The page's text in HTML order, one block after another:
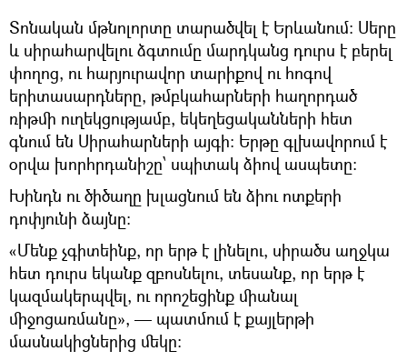
Տոնական մթնոլորտը տարածվել է Երևանում: Սերը
և սիրահարվելու ձգտումը մարդկանց դուրս է բերել
փողոց, ու հարյուրավոր տարիքով ու հոգով
երիտասարդները, թմբկահարների հաղորդած
ռիթմի ուղեկցությամբ, եկեղեցականների հետ
գնում են Սիրահարների այգի: Երթը գլխավորում է
օրվա խորհրդանիշը՝ սպիտակ ձիով ասպետը:
Խինդն ու ծիծաղը խլացնում են ձիու ոտքերի
դոփյունի ձայնը:
«Մենք չգիտեինք, որ երթ է լինելու, սիրածս աղջկա
հետ դուրս եկանք զբոսնելու, տեսանք, որ երթ է
կազմակերպվել, ու որոշեցինք միանալ
միջոցառմանը», — պատմում է քայլերթի
մասնակիցներից մեկը: